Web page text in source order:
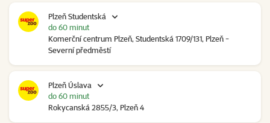
Plzeň Studentská
Komerční centrum Plzeň, Studentská 1709/131, Plzeň -
Severní předměstí
do 60 minut
Plzeň Úslava
Rokycanská 2855/3, Plzeň 4
do 60 minut